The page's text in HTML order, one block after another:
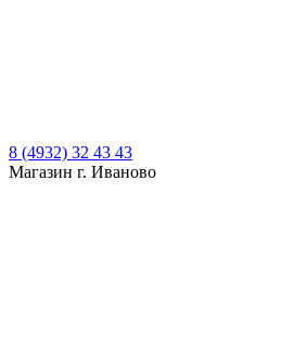
8 (4932) 32 43 43
Магазин г. Иваново